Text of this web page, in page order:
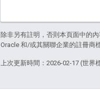
除非另有註明，否則本頁面中的內
Oracle 和/或其關聯企業的註冊商標
上次更新時間：2026-02-17 (世界